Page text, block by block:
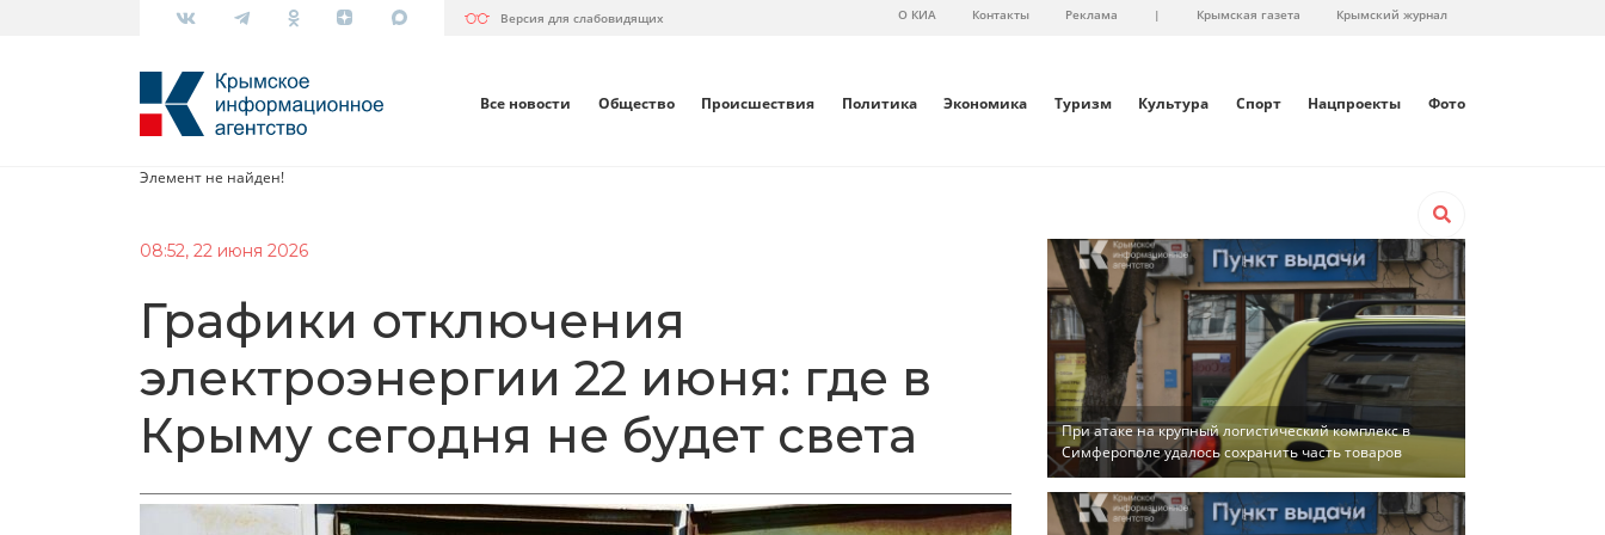
Версия для слабовидящих О КИА Контакты Реклама | Крымская газета Крымский журнал
Все новости Общество Происшествия Политика Экономика Туризм Культура Спорт Нацпроекты Фото
Элемент не найден!
08:52, 22 июня 2026
Графики отключения
электроэнергии 22 июня: где в
Крыму сегодня не будет света
При атаке на крупный логистический комплекс в
Симферополе удалось сохранить часть товаров